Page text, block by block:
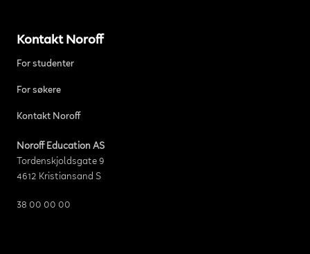
Kontakt Noroff
For studenter
For søkere
Kontakt Noroff
Noroff Education AS
Tordenskjoldsgate 9
4612 Kristiansand S
38 00 00 00